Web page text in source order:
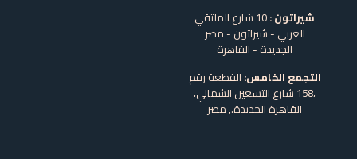
شيراتون :
10 شارع الملتقي
العربي - شيراتون - مصر
الجديدة - القاهرة
التجمع الخامس: القطعة رقم
،158 شارع التسعين الشمالي،
القاهرة الجديدة.,مصر